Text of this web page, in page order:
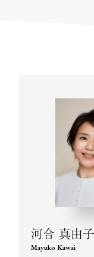
河合 真由子
Mayuko Kawai